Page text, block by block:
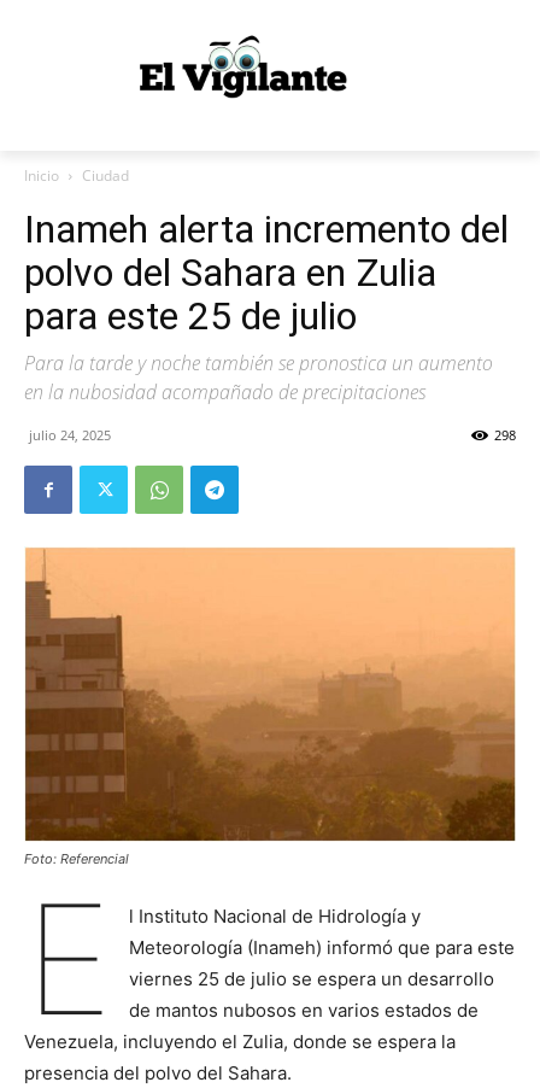
Inicio Ciudad
Inameh alerta incremento del
polvo del Sahara en Zulia
para este 25 de julio
Para la tarde y noche también se pronostica un aumento
en la nubosidad acompañado de precipitaciones
julio 24, 2025 298
Foto: Referencial
E
l Instituto Nacional de Hidrología y
Meteorología (Inameh) informó que para este
viernes 25 de julio se espera un desarrollo
de mantos nubosos en varios estados de
Venezuela, incluyendo el Zulia, donde se espera la
presencia del polvo del Sahara.